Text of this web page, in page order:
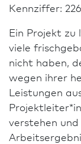
Kennziffer:
Ein Projekt
viele
nicht haben,
wegen ihrer
Leistungen
verstehen